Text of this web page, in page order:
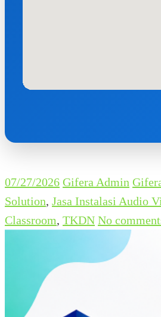
07/27/2026 Gifera Admin
Solution, Jasa Instalasi Audio
Classroom, TKDN No